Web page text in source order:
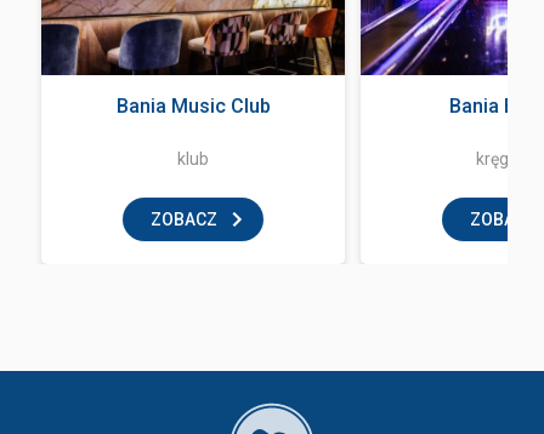
Bania Music Club
klub
ZOBACZ
Bania
ZOBACZ